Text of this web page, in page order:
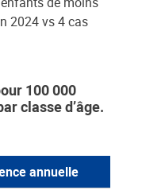
2024 vs 4 cas
100 000
classe d’âge.
annuelle